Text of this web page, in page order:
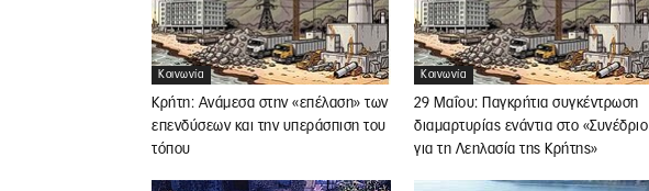
Κοινωνία
Κρήτη: Ανάμεσα στην «επέλαση» των
επενδύσεων και την υπεράσπιση του
τόπου
Κοινωνία
29 Μαΐου: Παγκρήτια συγκέντρωση
διαμαρτυρίας ενάντια στο «Συνέδριο
για τη Λεηλασία της Κρήτης»